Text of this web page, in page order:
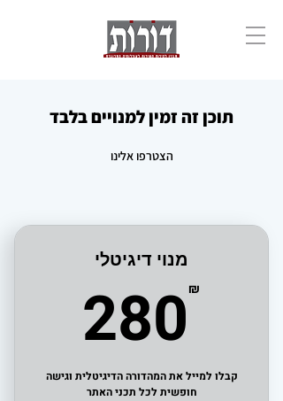
תוכן זה זמין למנויים בלבד
הצטרפו אלינו
מנוי דיגיטלי
₪
280
קבלו למייל את המהדורה הדיגיטלית וגישה
חופשית לכל תכני האתר